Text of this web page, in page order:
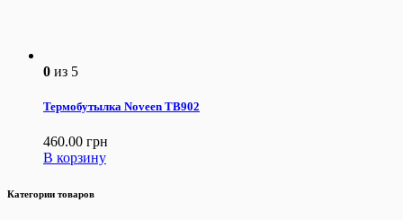
0 из 5
Термобутылка Noveen ТВ902
460.00 грн
В корзину
Категории товаров